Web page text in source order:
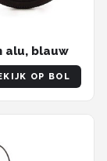
alu, blauw
OP BOL